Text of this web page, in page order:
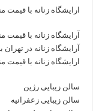
ارایشگاه زنانه با قیمت
آرایشگاه زنانه با قیمت
آرایشگاه زنانه در
ارایشگاه زنانه با قیمت
سالن زیبایی رژین
سالن زیبایی زعفرانیه